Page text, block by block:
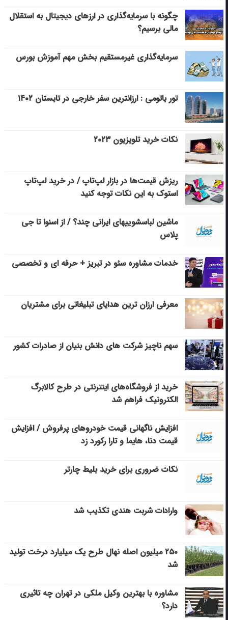
چگونه با سرمایه‌گذاری در ارزهای دیجیتال به استقلال
مالی برسیم؟
سرمایه‌گذاری غیرمستقیم بخش مهم آموزش بورس
تور باتومی : ارزانترین سفر خارجی در تابستان ۱۴۰۲
نکات خرید تلویزیون ۲۰۲۳
ریزش قیمت‌ها در بازار لپ‌تاپ / در خرید لپ‌تاپ
استوک به این نکات توجه کنید
ماشین لباسشویی‎های ایرانی چند؟ / از اسنوا تا جی
پلاس
خدمات مشاوره سئو در تبریز + حرفه ای و تخصصی
معرفی ارزان ترین هدایای تبلیغاتی برای مشتریان
سهم ناچیز شرکت های دانش بنیان از صادرات کشور
خرید از فروشگاه‌های اینترنتی در طرح کالابرگ
الکترونیک فراهم شد
افزایش ناگهانی قیمت خودروهای پرفروش / افزایش
قیمت دنا، هایما و تارا رکورد زد
نکات ضروری برای خرید بلیط چارتر
وارادات شربت هندی تکذیب شد
۲۵۰ میلیون اصله نهال طرح یک میلیارد درخت تولید
شد
مشاوره با بهترین وکیل ملکی در تهران چه تاثیری
دارد؟